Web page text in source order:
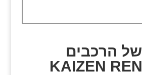
קבוצה C של הרכבים